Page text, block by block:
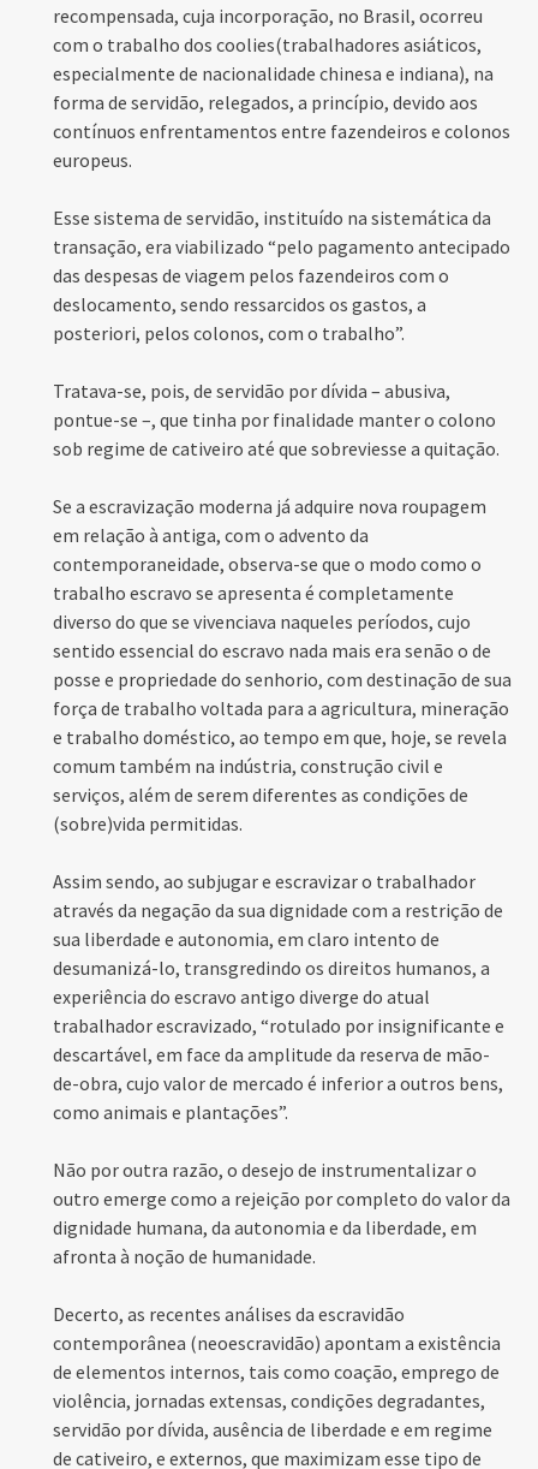
recompensada, cuja incorporação, no Brasil, ocorreu
com o trabalho dos coolies(trabalhadores asiáticos,
especialmente de nacionalidade chinesa e indiana), na
forma de servidão, relegados, a princípio, devido aos
contínuos enfrentamentos entre fazendeiros e colonos
europeus.
Esse sistema de servidão, instituído na sistemática da
transação, era viabilizado “pelo pagamento antecipado
das despesas de viagem pelos fazendeiros com o
deslocamento, sendo ressarcidos os gastos, a
posteriori, pelos colonos, com o trabalho”.
Tratava-se, pois, de servidão por dívida – abusiva,
pontue-se –, que tinha por finalidade manter o colono
sob regime de cativeiro até que sobreviesse a quitação.
Se a escravização moderna já adquire nova roupagem
em relação à antiga, com o advento da
contemporaneidade, observa-se que o modo como o
trabalho escravo se apresenta é completamente
diverso do que se vivenciava naqueles períodos, cujo
sentido essencial do escravo nada mais era senão o de
posse e propriedade do senhorio, com destinação de sua
força de trabalho voltada para a agricultura, mineração
e trabalho doméstico, ao tempo em que, hoje, se revela
comum também na indústria, construção civil e
serviços, além de serem diferentes as condições de
(sobre)vida permitidas.
Assim sendo, ao subjugar e escravizar o trabalhador
através da negação da sua dignidade com a restrição de
sua liberdade e autonomia, em claro intento de
desumanizá-lo, transgredindo os direitos humanos, a
experiência do escravo antigo diverge do atual
trabalhador escravizado, “rotulado por insignificante e
descartável, em face da amplitude da reserva de mão-
de-obra, cujo valor de mercado é inferior a outros bens,
como animais e plantações”.
Não por outra razão, o desejo de instrumentalizar o
outro emerge como a rejeição por completo do valor da
dignidade humana, da autonomia e da liberdade, em
afronta à noção de humanidade.
Decerto, as recentes análises da escravidão
contemporânea (neoescravidão) apontam a existência
de elementos internos, tais como coação, emprego de
violência, jornadas extensas, condições degradantes,
servidão por dívida, ausência de liberdade e em regime
de cativeiro, e externos, que maximizam esse tipo de